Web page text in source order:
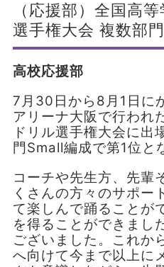
（応援部）全国高
選手権大会 複数部
高校応援部
7月30日から8月1日に
アリーナ大阪で行われ
ドリル選手権大会に
門Small編成で第1位と
コーチや先生方、先輩
くさんの方々のサポー
て楽しんで踊ることが
を得ることができまし
ございました。これか
へ向けて今まで以上に